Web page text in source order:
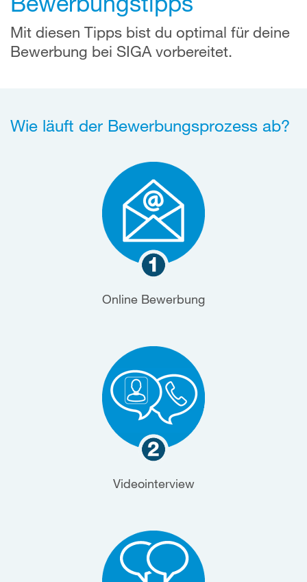
Mit diesen Tipps bist du optimal für deine
Bewerbung bei SIGA vorbereitet.
Wie läuft der Bewerbungsprozess ab?
Online Bewerbung
Videointerview